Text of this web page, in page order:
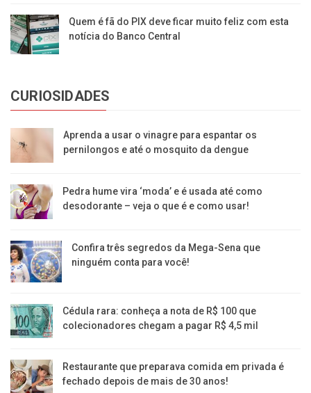
Quem é fã do PIX deve ficar muito feliz com esta
notícia do Banco Central
CURIOSIDADES
Aprenda a usar o vinagre para espantar os
pernilongos e até o mosquito da dengue
Pedra hume vira ‘moda’ e é usada até como
desodorante – veja o que é e como usar!
Confira três segredos da Mega-Sena que
ninguém conta para você!
Cédula rara: conheça a nota de R$ 100 que
colecionadores chegam a pagar R$ 4,5 mil
Restaurante que preparava comida em privada é
fechado depois de mais de 30 anos!